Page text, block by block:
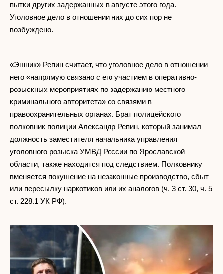
пытки других задержанных в августе этого года.
Уголовное дело в отношении них до сих пор не
возбуждено.
«Эшник» Репин считает, что уголовное дело в отношении
него «напрямую связано с его участием в оперативно-
розыскных мероприятиях по задержанию местного
криминального авторитета» со связями в
правоохранительных органах. Брат полицейского
полковник полиции Александр Репин, который занимал
должность заместителя начальника управления
уголовного розыска УМВД России по Ярославской
области, также находится под следствием. Полковнику
вменяется покушение на незаконные производство, сбыт
или пересылку наркотиков или их аналогов (ч. 3 ст. 30, ч. 5
ст. 228.1 УК РФ).